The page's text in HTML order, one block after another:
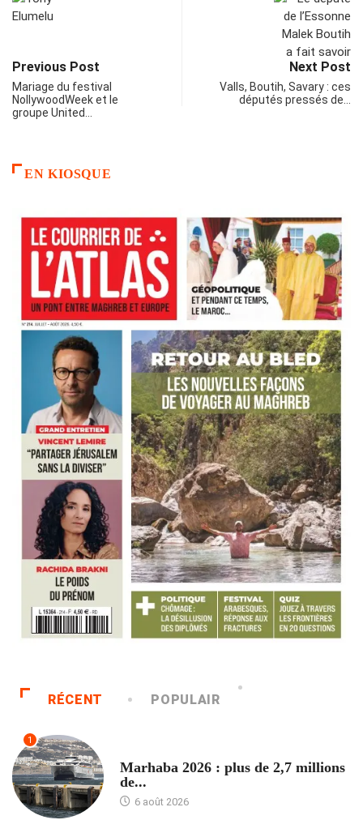
Previous Post
Mariage du festival
NollywoodWeek et le
groupe United…
Next Post
Valls, Boutih, Savary : ces
députés pressés de…
EN KIOSQUE
RÉCENT POPULAIR
1
Marhaba 2026 : plus de 2,7 millions
de...
6 août 2026